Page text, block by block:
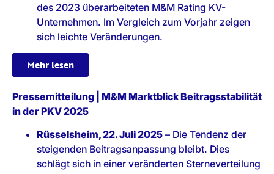
des 2023 überarbeiteten M&M Rating KV-
Unternehmen. Im Vergleich zum Vorjahr zeigen
sich leichte Veränderungen.
Mehr lesen
Pressemitteilung | M&M Marktblick Beitragsstabilität
in der PKV 2025
Rüsselsheim, 22. Juli 2025 – Die Tendenz der
steigenden Beitragsanpassung bleibt. Dies
schlägt sich in einer veränderten Sterneverteilung